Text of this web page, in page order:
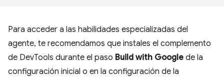
Para acceder a las habilidades especializadas del
agente, te recomendamos que instales el complemento
de DevTools durante el paso Build with Google de la
configuración inicial o en la configuración de la